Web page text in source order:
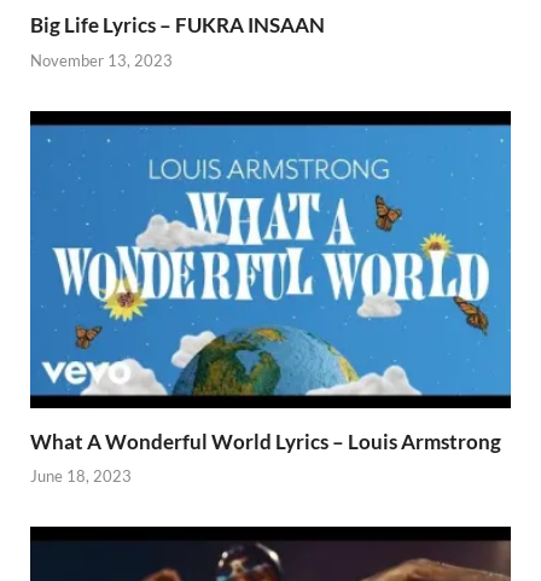
Big Life Lyrics – FUKRA INSAAN
November 13, 2023
What A Wonderful World Lyrics – Louis Armstrong
June 18, 2023